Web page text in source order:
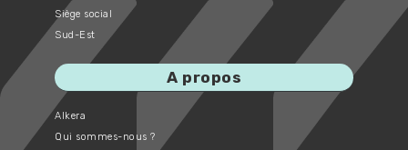
Siège social
Sud-Est
A propos
Alkera
Qui sommes-nous ?